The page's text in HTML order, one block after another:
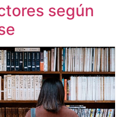
según